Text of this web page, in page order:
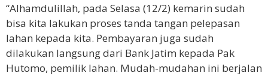
“Alhamdulillah, pada Selasa (12/2) kemarin sudah
bisa kita lakukan proses tanda tangan pelepasan
lahan kepada kita. Pembayaran juga sudah
dilakukan langsung dari Bank Jatim kepada Pak
Hutomo, pemilik lahan. Mudah-mudahan ini berjalan